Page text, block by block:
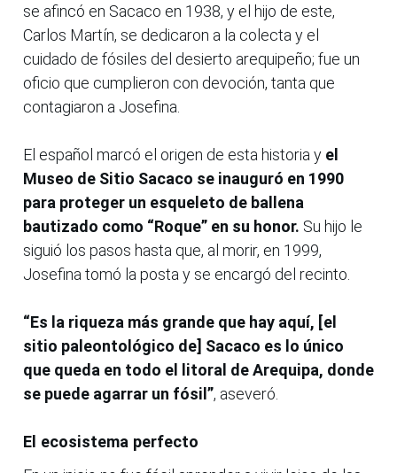
se afincó en Sacaco en 1938, y el hijo de este,
Carlos Martín, se dedicaron a la colecta y el
cuidado de fósiles del desierto arequipeño; fue un
oficio que cumplieron con devoción, tanta que
contagiaron a Josefina.
El español marcó el origen de esta historia y el
Museo de Sitio Sacaco se inauguró en 1990
para proteger un esqueleto de ballena
bautizado como “Roque” en su honor. Su hijo le
siguió los pasos hasta que, al morir, en 1999,
Josefina tomó la posta y se encargó del recinto.
“Es la riqueza más grande que hay aquí, [el
sitio paleontológico de] Sacaco es lo único
que queda en todo el litoral de Arequipa, donde
se puede agarrar un fósil”, aseveró.
El ecosistema perfecto